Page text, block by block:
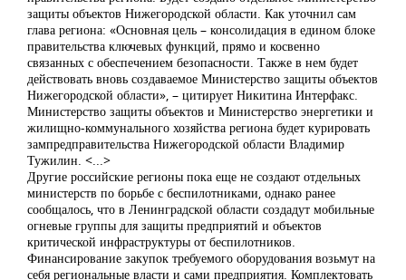
защиты объектов Нижегородской области. Как уточнил сам
глава региона: «Основная цель – консолидация в едином блоке
правительства ключевых функций, прямо и косвенно
связанных с обеспечением безопасности. Также в нем будет
действовать вновь создаваемое Министерство защиты объектов
Нижегородской области», – цитирует Никитина Интерфакс.
Министерство защиты объектов и Министерство энергетики и
жилищно-коммунального хозяйства региона будет курировать
зампредправительства Нижегородской области Владимир
Тужилин. <...>
Другие российские регионы пока еще не создают отдельных
министерств по борьбе с беспилотниками, однако ранее
сообщалось, что в Ленинградской области создадут мобильные
огневые группы для защиты предприятий и объектов
критической инфраструктуры от беспилотников.
Финансирование закупок требуемого оборудования возьмут на
себя региональные власти и сами предприятия. Комплектовать